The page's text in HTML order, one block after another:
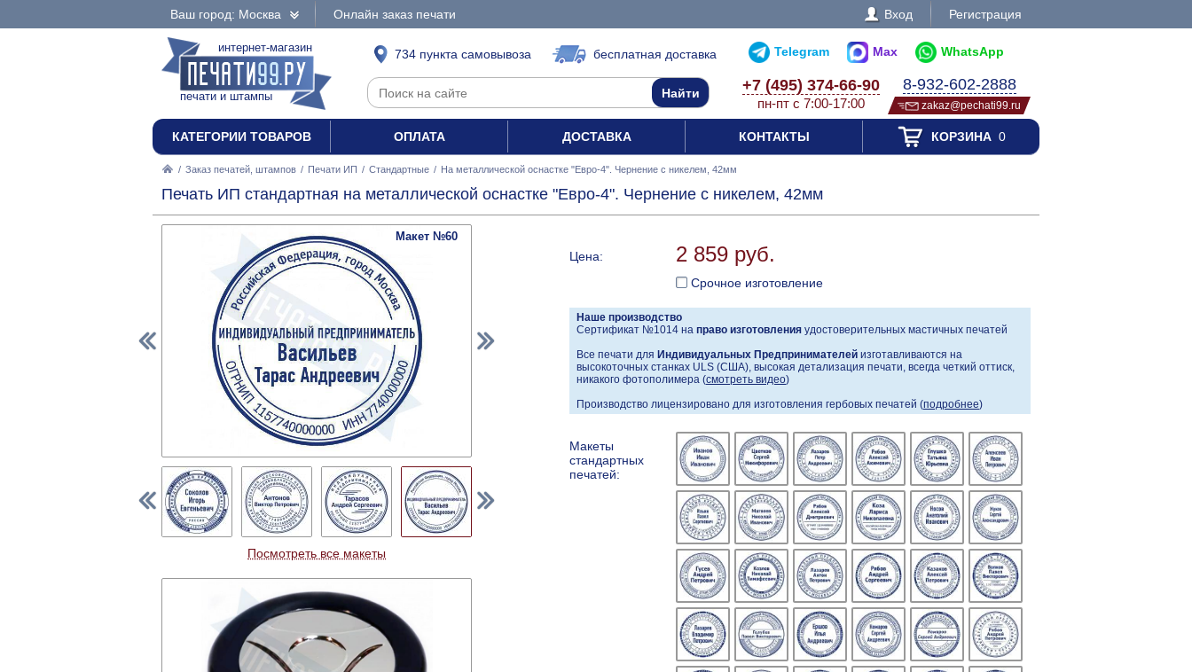
Ваш город: Москва Онлайн заказ печати Вход Регистрация
интернет-магазин
печати и штампы
734 пункта самовывоза бесплатная доставка Telegram Max WhatsApp
+7 (495) 374-66-90
пн-пт с 7:00-17:00
8-932-602-2888
zakaz@pechati99.ru
КАТЕГОРИИ ТОВАРОВ ОПЛАТА ДОСТАВКА КОНТАКТЫ КОРЗИНА0
/ Заказ печатей, штампов / Печати ИП / Стандартные / На металлической оснастке "Евро-4". Чернение с никелем, 42мм
Печать ИП стандартная на металлической оснастке "Евро-4". Чернение с никелем, 42мм
Цена: 2 859 руб.
Срочное изготовление
Наше производство
Сертификат №1014 на право изготовления удостоверительных мастичных печатей
Все печати для Индивидуальных Предпринимателей изготавливаются на
высокоточных станках ULS (США), высокая детализация печати, всегда четкий оттиск,
никакого фотополимера (смотреть видео)
Производство лицензировано для изготовления гербовых печатей (подробнее)
Макеты
стандартных
печатей:
Макет №60
Посмотреть все макеты